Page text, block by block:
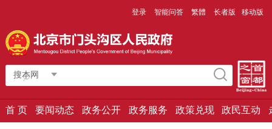
登录 智能问答 繁體 长者版 移动版
搜本网
首 页 要闻动态 政务公开 政务服务 政策兑现 政民互动